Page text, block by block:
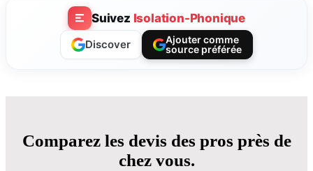
Suivez Isolation-Phonique
Discover
Ajouter comme
source préférée
Comparez les devis des pros près de
chez vous.